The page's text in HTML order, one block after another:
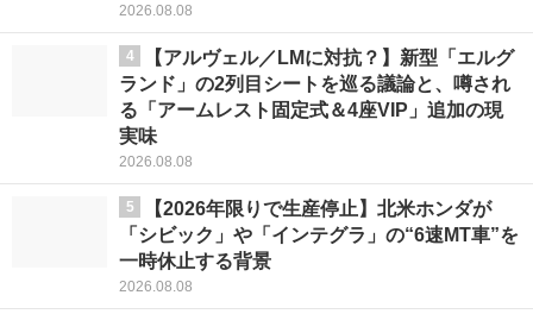
2026.08.08
4
【アルヴェル／LMに対抗？】新型「エルグ
ランド」の2列目シートを巡る議論と、噂され
る「アームレスト固定式＆4座VIP」追加の現
実味
2026.08.08
5
【2026年限りで生産停止】北米ホンダが
「シビック」や「インテグラ」の“6速MT車”を
一時休止する背景
2026.08.08